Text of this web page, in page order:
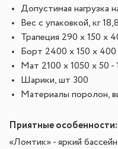
Допустимая нагрузка
Вес с упаковкой, кг
Трапеция 290 x 150 x
Борт 2400 x 150 x 400
Мат 2100 x 1050 x 50 -
Шарики, шт 300
Материалы поролон,
Приятные особенности:
«Ломтик» - яркий